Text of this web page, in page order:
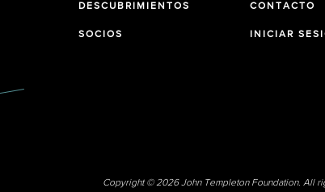
DESCUBRIMIENTOS
SOCIOS
CONTACTO
INICIAR
Copyright © 2026 John Templeton Foundation. All